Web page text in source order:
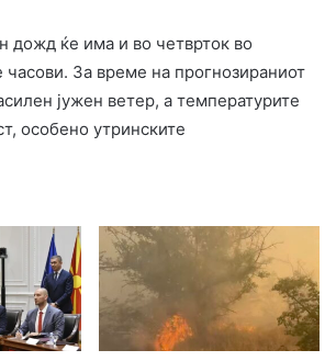
дожд ќе има и во четврток во
часови. За време на прогнозираниот
јужен ветер, а температурите
особено утринските